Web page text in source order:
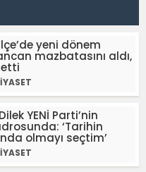
yeni dönem
mazbatasını aldı,
etti
YENİ Parti’nin
‘Tarihin
olmayı seçtim’